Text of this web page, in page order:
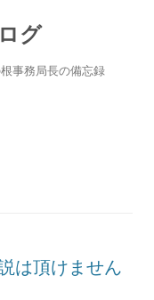
グ
事務局長の備忘録
は頂けません